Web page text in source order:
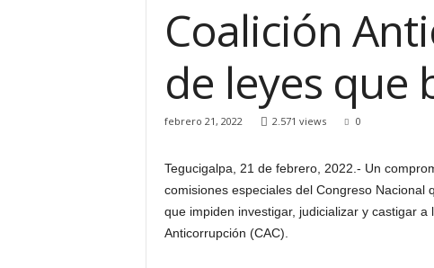
Coalición
de leyes que
febrero 21, 2022 2.571 views 0
Tegucigalpa, 21 de febrero, 2022.- Un
comisiones especiales del Congreso
que impiden investigar, judicializar y castigar
Anticorrupción (CAC).